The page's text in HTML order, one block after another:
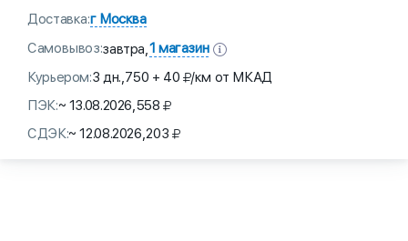
Доставка:г Москва
Самовывоз:завтра, 1 магазин
Курьером:3 дн.,750 + 40
/км от МКАД
ПЭК:~ 13.08.2026,558
СДЭК:~ 12.08.2026,203